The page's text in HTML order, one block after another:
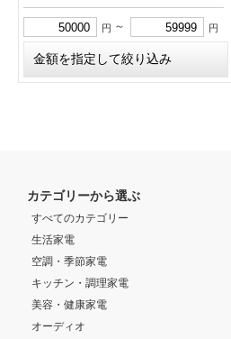
円 ～ 円
カテゴリーから選ぶ
すべてのカテゴリー
生活家電
空調・季節家電
キッチン・調理家電
美容・健康家電
オーディオ